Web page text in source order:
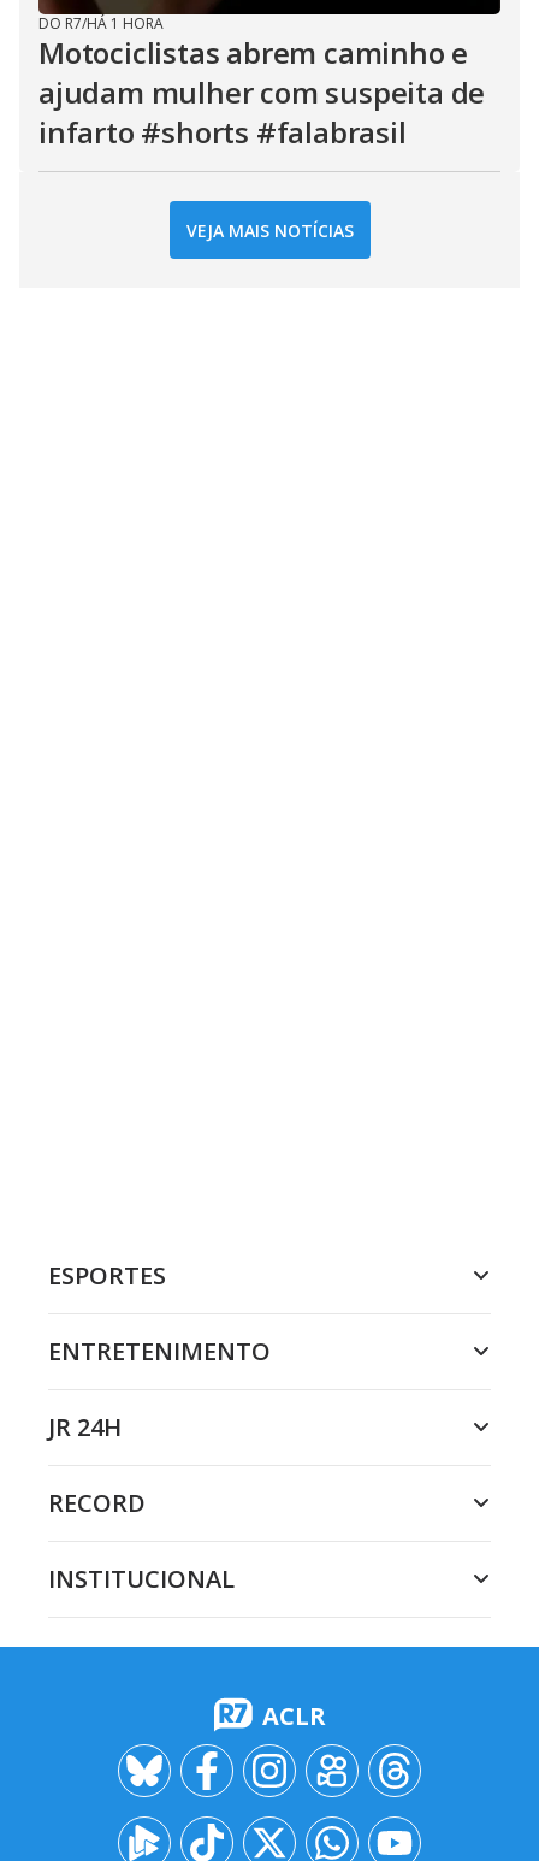
DO R7/HÁ 1 HORA
Motociclistas abrem caminho e
ajudam mulher com suspeita de
infarto #shorts #falabrasil
VEJA MAIS NOTÍCIAS
ESPORTES
ENTRETENIMENTO
JR 24H
RECORD
INSTITUCIONAL
ACLR